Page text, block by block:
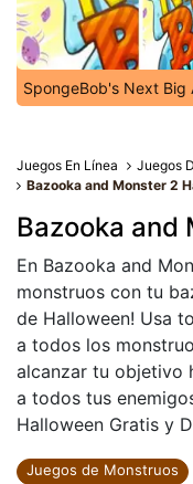
SpongeBob's Next Big
Juegos En Línea
Juegos
Bazooka and Monster 2
Bazooka and
En Bazooka and
monstruos con tu
de Halloween! Usa
a todos los
alcanzar tu objetivo
a todos tus
Halloween Gratis y
Juegos de Monstruos